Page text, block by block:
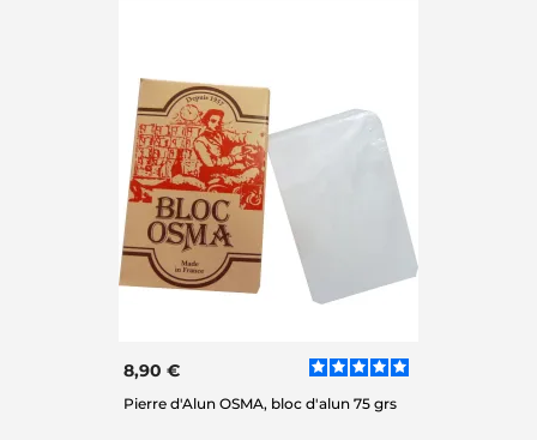
8,90 €
Pierre d'Alun OSMA, bloc d'alun 75 grs